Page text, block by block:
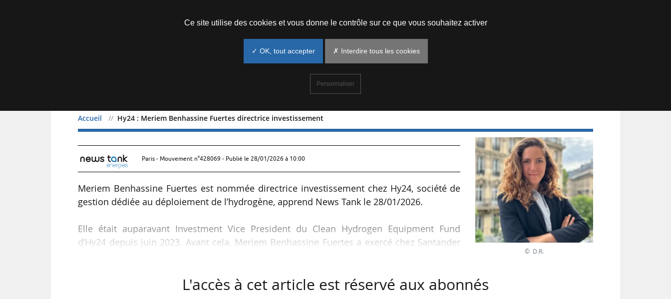
Accueil Hy24 : Meriem Benhassine Fuertes directrice investissement
Hy24 : Meriem Benhassine Fuertes directrice investissement
Paris - Mouvement n°428069 - Publié le 28/01/2026 à 10:00
Meriem Benhassine Fuertes est nommée directrice investissement chez Hy24, société de
gestion dédiée au déploiement de l’hydrogène, apprend News Tank le 28/01/2026.
Elle était auparavant Investment Vice President du Clean Hydrogen Equipment Fund
d’Hy24 depuis juin 2023. Avant cela, Meriem Benhassine Fuertes a exercé chez Santander
© D.R.
L'accès à cet article est réservé aux abonnés
Ce site utilise des cookies et vous donne le contrôle sur ce que vous souhaitez activer
✓ OK, tout accepter ✗ Interdire tous les cookies
Personnaliser